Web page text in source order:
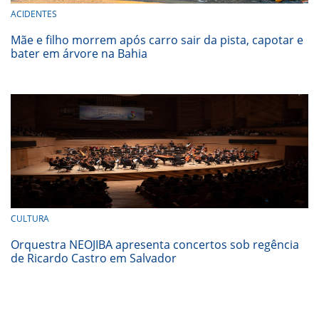
ACIDENTES
Mãe e filho morrem após carro sair da pista, capotar e
bater em árvore na Bahia
CULTURA
Orquestra NEOJIBA apresenta concertos sob regência
de Ricardo Castro em Salvador